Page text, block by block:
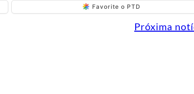
Favorite o PTD
Próxima